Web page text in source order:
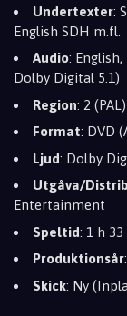
Undertexter:
English SDH m.fl.
Audio:
Dolby Digital 5.1)
Region: 2 (PAL)
Format: DVD
Ljud: Dolby
Utgåva/
Entertainment
Speltid: 1 h
Produktionsår
Skick: Ny